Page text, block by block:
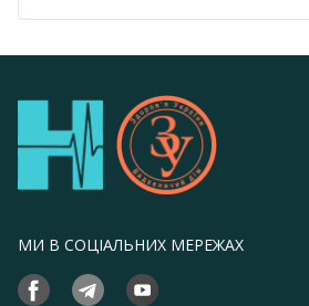
МИ В СОЦІАЛЬНИХ МЕРЕЖАХ